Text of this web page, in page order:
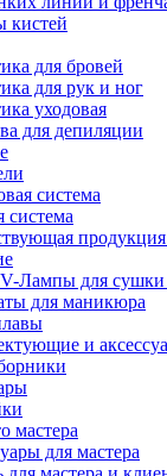
кистей
для бровей
для рук и ног
уходовая
для депиляции
система
система
Лампы для сушки
для маникюра
и
мастера
для мастера